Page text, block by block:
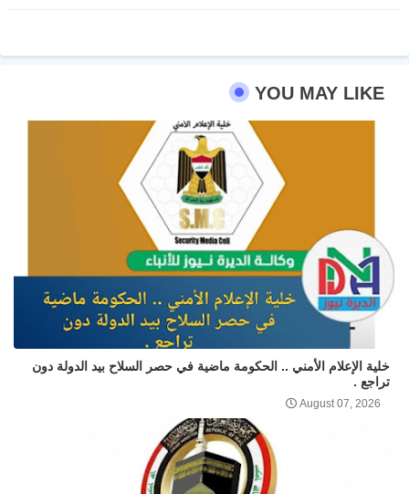
YOU MAY LIKE
خلية الإعلام الأمني .. الحكومة ماضية في حصر السلاح بيد الدولة دون
تراجع .
August 07, 2026